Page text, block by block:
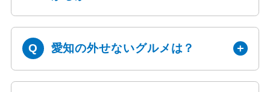
愛知の外せないグルメは？